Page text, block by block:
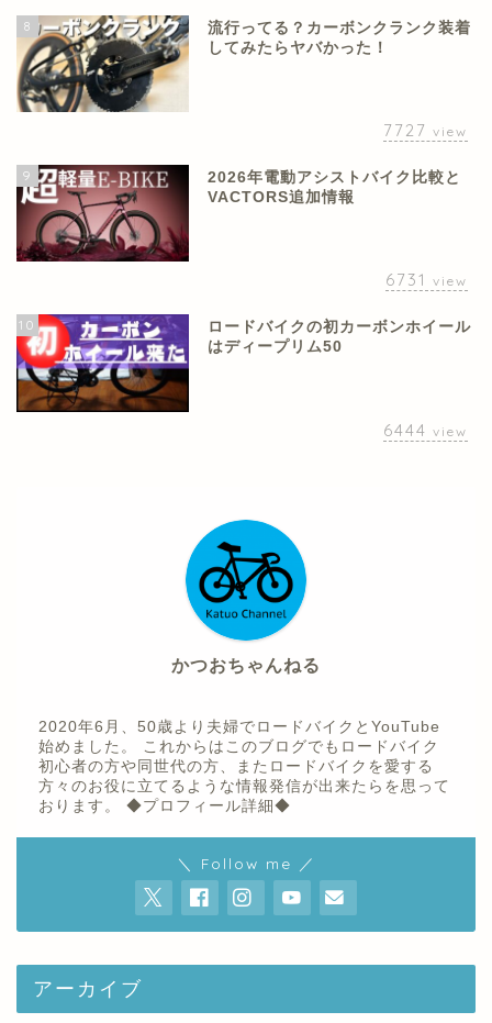
8
流行ってる？カーボンクランク装着
してみたらヤバかった！
7727 view
9
2026年電動アシストバイク比較と
VACTORS追加情報
6731 view
10
ロードバイクの初カーボンホイール
はディープリム50
6444 view
かつおちゃんねる
2020年6月、50歳より夫婦でロードバイクとYouTube
始めました。 これからはこのブログでもロードバイク
初心者の方や同世代の方、またロードバイクを愛する
方々のお役に立てるような情報発信が出来たらを思って
おります。 ◆プロフィール詳細◆
＼ Follow me ／
アーカイブ
プロフィール
お問い合わせ